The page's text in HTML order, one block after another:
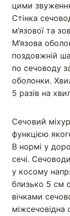
цими
Стінка
м’язової та
М’язова
поздовжній
по сечоводу
оболонки.
5 разів на
Сечовий
функцією
В нормі у
сечі.
у косому
близько 5 см
вічками